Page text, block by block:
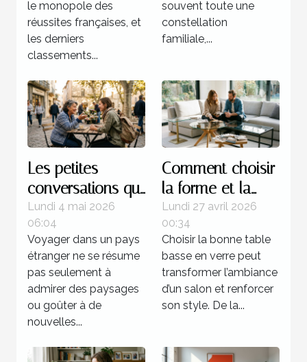
le monopole des
réussites françaises, et
les derniers
classements...
souvent toute une
constellation
familiale,...
Les petites
conversations qui
transforment
l’expérience d’un
pays
Lundi 4 mai 2026
06:04
Voyager dans un pays
étranger ne se résume
pas seulement à
admirer des paysages
ou goûter à de
nouvelles...
Comment choisir
la forme et la
couleur de votre
table basse en
verre ?
Lundi 27 avril 2026
00:34
Choisir la bonne table
basse en verre peut
transformer l’ambiance
d’un salon et renforcer
son style. De la...